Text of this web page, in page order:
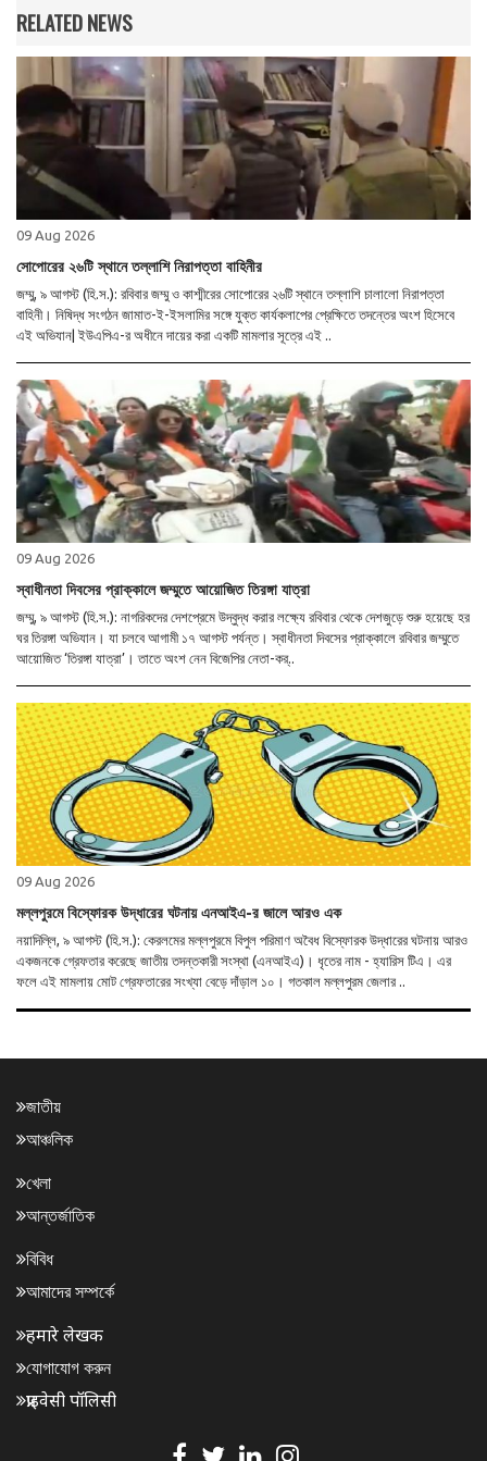
RELATED NEWS
09 Aug 2026
সোপোরের ২৬টি স্থানে তল্লাশি নিরাপত্তা বাহিনীর
জম্মু, ৯ আগস্ট (হি.স.): রবিবার জম্মু ও কাশ্মীরের সোপোরের ২৬টি স্থানে তল্লাশি চালালো নিরাপত্তা
বাহিনী। নিষিদ্ধ সংগঠন জামাত-ই-ইসলামির সঙ্গে যুক্ত কার্যকলাপের প্রেক্ষিতে তদন্তের অংশ হিসেবে
এই অভিযান| ইউএপিএ-র অধীনে দায়ের করা একটি মামলার সূত্রে এই ..
09 Aug 2026
স্বাধীনতা দিবসের প্রাক্কালে জম্মুতে আয়োজিত তিরঙ্গা যাত্রা
জম্মু, ৯ আগস্ট (হি.স.): নাগরিকদের দেশপ্রেমে উদ্বুদ্ধ করার লক্ষ্যে রবিবার থেকে দেশজুড়ে শুরু হয়েছে হর
ঘর তিরঙ্গা অভিযান। যা চলবে আগামী ১৭ আগস্ট পর্যন্ত। স্বাধীনতা দিবসের প্রাক্কালে রবিবার জম্মুতে
আয়োজিত ‘তিরঙ্গা যাত্রা’। তাতে অংশ নেন বিজেপির নেতা-কর্..
09 Aug 2026
মল্লপুরমে বিস্ফোরক উদ্ধারের ঘটনায় এনআইএ-র জালে আরও এক
নয়াদিল্লি, ৯ আগস্ট (হি.স.): কেরলমের মল্লপুরমে বিপুল পরিমাণ অবৈধ বিস্ফোরক উদ্ধারের ঘটনায় আরও
একজনকে গ্রেফতার করেছে জাতীয় তদন্তকারী সংস্থা (এনআইএ)। ধৃতের নাম - হ্যারিস টিএ। এর
ফলে এই মামলায় মোট গ্রেফতারের সংখ্যা বেড়ে দাঁড়াল ১০। গতকাল মল্লপুরম জেলার ..
জাতীয়
আঞ্চলিক
খেলা
আন্তর্জাতিক
বিবিধ
আমাদের সম্পর্কে
हमारे लेखक
যোগাযোগ করুন
प्राइवेसी पॉलिसी